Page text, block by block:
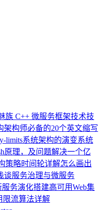
族 C++ 微服务框架技术技
架构师必备的20个英文缩写
limits系统架构的演变系统
原理，及问题解决一个亿
策略时间轮详解怎么画出
谈服务治理与微服务
服务演化搭建高可用Web集
限流算法详解